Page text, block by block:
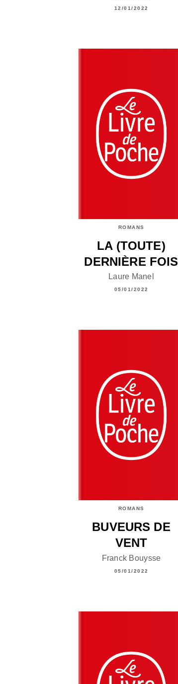
12/01/2022
ROMANS
LA (TOUTE)
DERNIÈRE FOIS
Laure Manel
05/01/2022
ROMANS
BUVEURS DE
VENT
Franck Bouysse
05/01/2022